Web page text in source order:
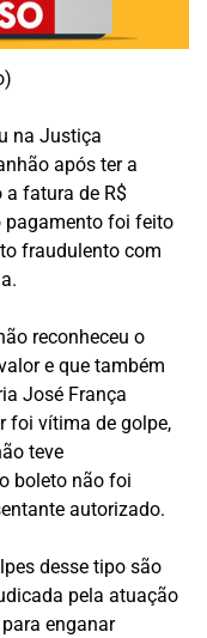
na Justiça
após ter a
a fatura de R$
pagamento foi feito
fraudulento com
reconheceu o
e que também
José França
foi vítima de golpe,
teve
boleto não foi
autorizado.
desse tipo são
pela atuação
enganar